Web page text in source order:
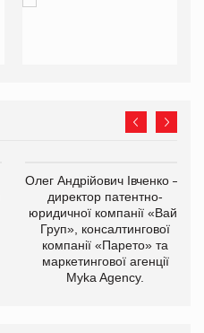
Олег Андрійович Івченко —
директор патентно-
юридичної компанії «Вайз
Груп», консалтингової
компанії «Парето» та
маркетингової агенції
Myka Agency.